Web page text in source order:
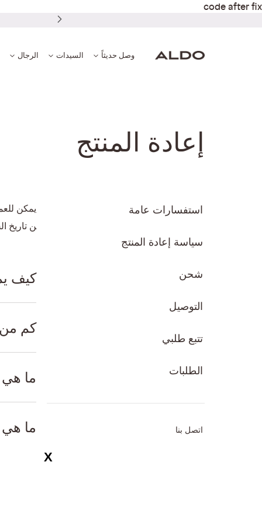
code after fix
وصل حديثاً السيدات الرجال
إعادة المنتج
استفسارات عامة
سياسة إعادة المنتج
شحن
التوصيل
تتبع طلبي
الطلبات
اتصل بنا
ن تاريخ
كيف
كم من
ما هي
ما هي
كيف